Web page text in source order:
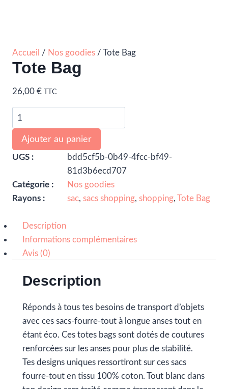
Accueil / Nos goodies / Tote Bag
Tote Bag
26,00 € TTC
Ajouter au panier
UGS :
bdd5cf5b-0b49-4fcc-bf49-
81d3b6ecd707
Catégorie :
Nos goodies
Rayons :
sac, sacs shopping, shopping, Tote Bag
Description
Informations complémentaires
Avis (0)
Description
Réponds à tous tes besoins de transport d’objets
avec ces sacs-fourre-tout à longue anses tout en
étant éco. Ces totes bags sont dotés de coutures
renforcées sur les anses pour plus de stabilité.
Tes designs uniques ressortiront sur ces sacs
fourre-tout en tissu 100% coton. Tout blanc dans